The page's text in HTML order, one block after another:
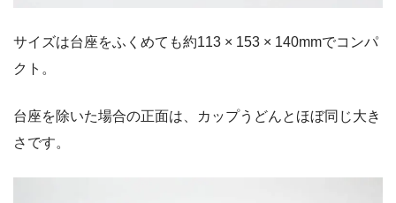
サイズは台座をふくめても約113 × 153 × 140mmでコンパ
クト。
台座を除いた場合の正面は、カップうどんとほぼ同じ大き
さです。